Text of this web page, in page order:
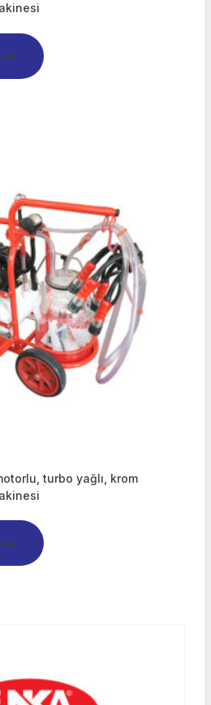
turbo yağlı, krom